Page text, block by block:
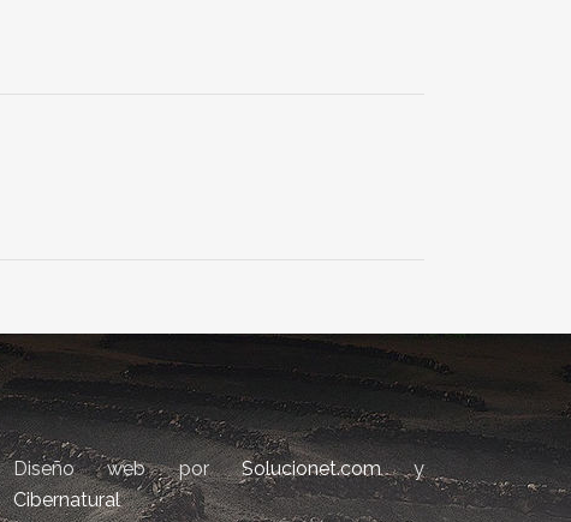
Diseño web porSolucionet.comy
Cibernatural